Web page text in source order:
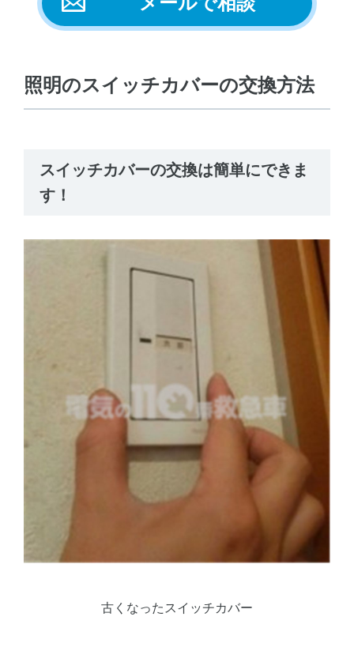
照明のスイッチカバーの交換方法
スイッチカバーの交換は簡単にできま
す！
古くなったスイッチカバー